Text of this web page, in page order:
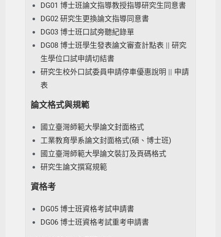
DG01 博士班論文指導教授指導研究生同意書
DG02 研究生更換論文指導同意書
DG03 博士班口試旁聽紀錄單
DG08 博士班學生發表論文審查計點表 ||研究
生學位口試申請切結書
研究生校外口試委員申請停車優惠說明 || 申請
表
論文格式與規範
國立臺灣師範大學論文封面格式
工業教育學系論文封面格式(碩、博士班)
國立臺灣師範大學論文裝訂及頁碼格式
研究生論文撰寫規範
資格考
DG05 博士班資格考試申請書
DG06 博士班資格考試重考申請書